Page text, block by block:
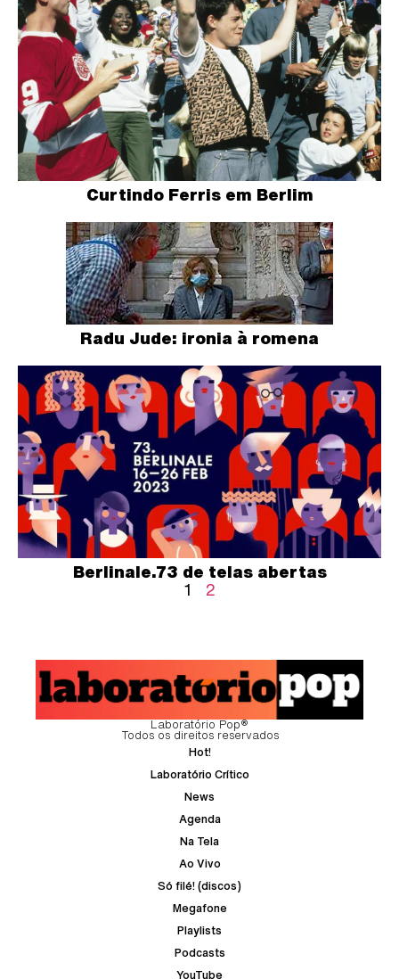
Curtindo Ferris em Berlim
Radu Jude: ironia à romena
Berlinale.73 de telas abertas
1
2
Laboratório Pop®
Todos os direitos reservados
Hot!
Laboratório Crítico
News
Agenda
Na Tela
Ao Vivo
Só filé! (discos)
Megafone
Playlists
Podcasts
YouTube